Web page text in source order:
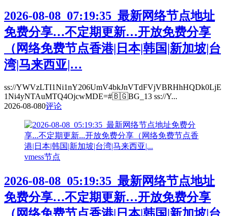
2026-08-08_07:19:35_最新网络节点地址
免费分享…不定期更新…开放免费分享
（网络免费节点香港|日本|韩国|新加坡|台
湾|马来西亚|…
ss://YWVzLTI1Ni1nY206UmV4bkJnVTdFVjVBRHhHQDk0LjE
1Ni4yNTAuMTQ4OjcwMDE=#🇧🇬BG_13 ss://Y...
2026-08-080评论
vmess节点
2026-08-08_05:19:35_最新网络节点地址
免费分享…不定期更新…开放免费分享